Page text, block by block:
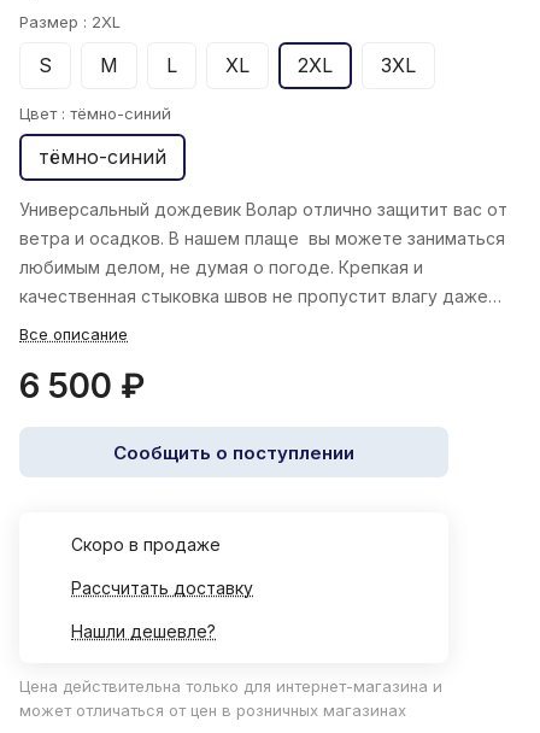
Размер : 2XL
S M L XL 2XL 3XL
Цвет : тёмно-синий
тёмно-синий
Универсальный дождевик Волар отлично защитит вас от
ветра и осадков. В нашем плаще вы можете заниматься
любимым делом, не думая о погоде. Крепкая и
качественная стыковка швов не пропустит влагу даже
при сильном дожде.
Все описание
6 500 ₽
Сообщить о поступлении
Cкоро в продаже
Рассчитать доставку
Нашли дешевле?
Цена действительна только для интернет-магазина и
может отличаться от цен в розничных магазинах